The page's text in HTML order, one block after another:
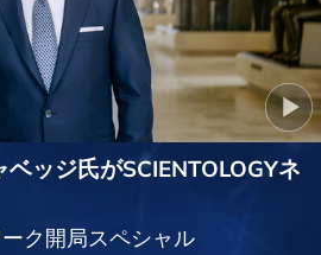
ッジ氏がSCIENTOLOGYネ
ク開局スペシャル